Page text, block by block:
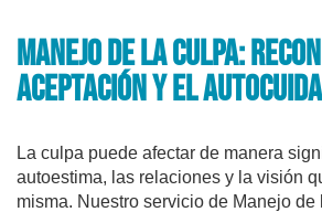
Manejo de la Culpa:
Aceptación y el
La culpa puede afectar de manera
autoestima, las relaciones y la visión
misma. Nuestro servicio de Manejo de